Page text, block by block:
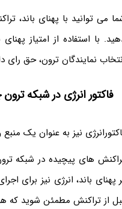
با استفاده از امتیاز
نمایندگان ترون، حق رای
فاکتور انرژی در شبکه
نیز به عنوان یک
های پیچیده در شبکه
پهنای باند، انرژی نیز برای
از تراکنش مطمئن شوید که